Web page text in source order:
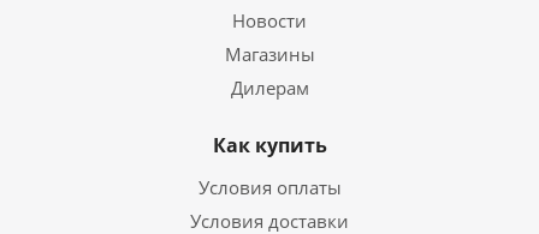
Новости
Магазины
Дилерам
Как купить
Условия оплаты
Условия доставки